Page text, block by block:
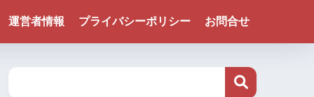
運営者情報 プライバシーポリシー お問合せ